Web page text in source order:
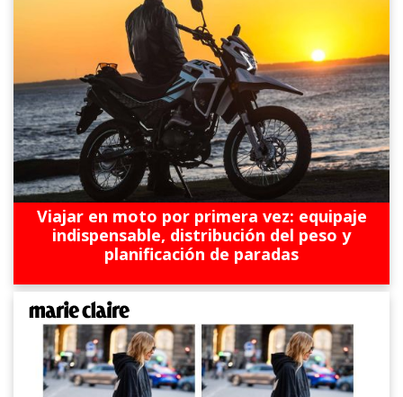
Viajar en moto por primera vez: equipaje
indispensable, distribución del peso y
planificación de paradas